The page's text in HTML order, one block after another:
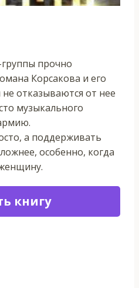
прочно
Корсакова и его
отказываются от нее
музыкального
а поддерживать
особенно, когда
книгу